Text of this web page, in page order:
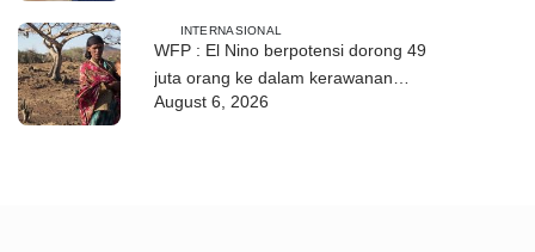
INTERNASIONAL
WFP : El Nino berpotensi dorong 49
juta orang ke dalam kerawanan
pangan akut
August 6, 2026